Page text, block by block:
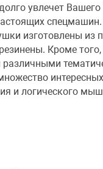
увлечет Вашего
изготовлены из
Кроме
и логического